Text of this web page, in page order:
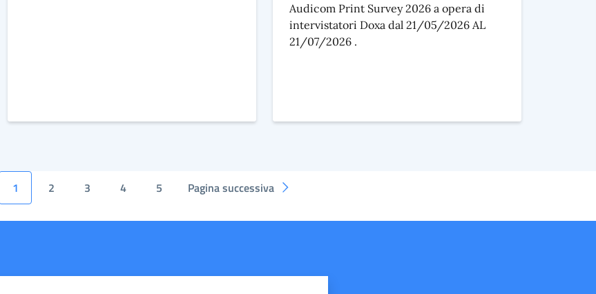
Audicom Print Survey 2026 a opera di
intervistatori Doxa dal 21/05/2026 AL
21/07/2026 .
1 2 3 4 5 Pagina successiva